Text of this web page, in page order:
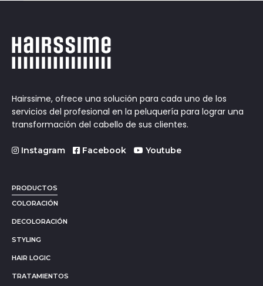
Hairssime, ofrece una solución para cada uno de los
servicios del profesional en la peluquería para lograr una
transformación del cabello de sus clientes.
Instagram Facebook Youtube
PRODUCTOS
COLORACIÓN
DECOLORACIÓN
STYLING
HAIR LOGIC
TRATAMIENTOS